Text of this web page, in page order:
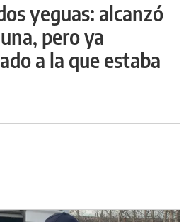
yeguas: alcanzó
pero ya
a la que estaba